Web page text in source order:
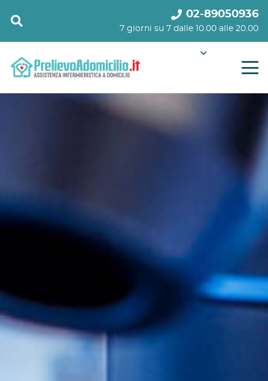
02-89050936
7 giorni su 7 dalle 10.00 alle 20.00